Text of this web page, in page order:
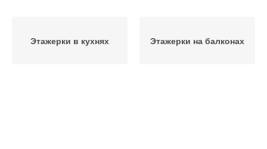
Этажерки в кухнях Этажерки на балконах